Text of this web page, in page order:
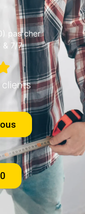
pas cher
& 7/7
clients